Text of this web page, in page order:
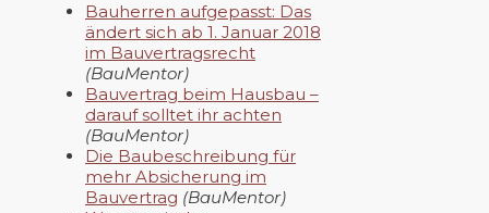
Bauherren aufgepasst: Das
ändert sich ab 1. Januar 2018
im Bauvertragsrecht
(BauMentor)
Bauvertrag beim Hausbau –
darauf solltet ihr achten
(BauMentor)
Die Baubeschreibung für
mehr Absicherung im
Bauvertrag (BauMentor)